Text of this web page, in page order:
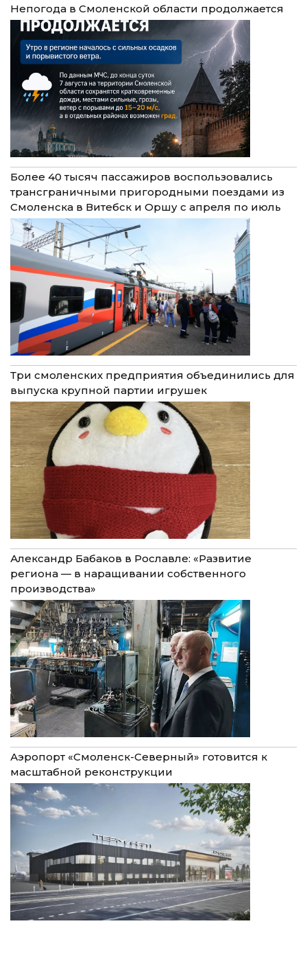
Непогода в Смоленской области продолжается
Более 40 тысяч пассажиров воспользовались
трансграничными пригородными поездами из
Смоленска в Витебск и Оршу с апреля по июль
Три смоленских предприятия объединились для
выпуска крупной партии игрушек
Александр Бабаков в Рославле: «Развитие
региона — в наращивании собственного
производства»
Аэропорт «Смоленск-Северный» готовится к
масштабной реконструкции